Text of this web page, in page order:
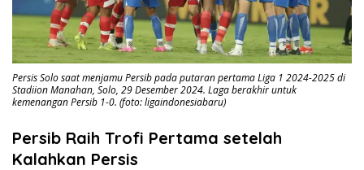
Persis Solo saat menjamu Persib pada putaran pertama Liga 1 2024-2025 di
Stadiion Manahan, Solo, 29 Desember 2024. Laga berakhir untuk
kemenangan Persib 1-0. (foto: ligaindonesiabaru)
Persib Raih Trofi Pertama setelah
Kalahkan Persis